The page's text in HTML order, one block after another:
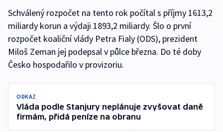
Schválený rozpočet na tento rok počítal s příjmy 1613,2
miliardy korun a výdaji 1893,2 miliardy. Šlo o první
rozpočet koaliční vlády Petra Fialy (ODS), prezident
Miloš Zeman jej podepsal v půlce března. Do té doby
Česko hospodařilo v provizoriu.
ODKAZ
Vláda podle Stanjury neplánuje zvyšovat daně
firmám, přidá peníze na obranu